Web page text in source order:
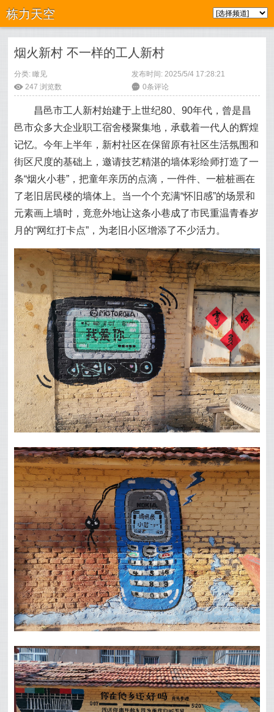
栋力天空
烟火新村 不一样的工人新村
分类:瞰见
发布时间: 2025/5/4 17:28:21
ė 247 浏览数 6 0条评论
昌邑市工人新村始建于上世纪80、90年代，曾是昌
邑市众多大企业职工宿舍楼聚集地，承载着一代人的辉煌
记忆。今年上半年，新村社区在保留原有社区生活氛围和
街区尺度的基础上，邀请技艺精湛的墙体彩绘师打造了一
条“烟火小巷”，把童年亲历的点滴，一件件、一桩桩画在
了老旧居民楼的墙体上。当一个个充满“怀旧感”的场景和
元素画上墙时，竟意外地让这条小巷成了市民重温青春岁
月的“网红打卡点”，为老旧小区增添了不少活力。